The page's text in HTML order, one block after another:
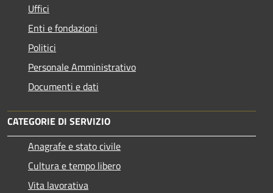
Uffici
Enti e fondazioni
Politici
Personale Amministrativo
Documenti e dati
CATEGORIE DI SERVIZIO
Anagrafe e stato civile
Cultura e tempo libero
Vita lavorativa